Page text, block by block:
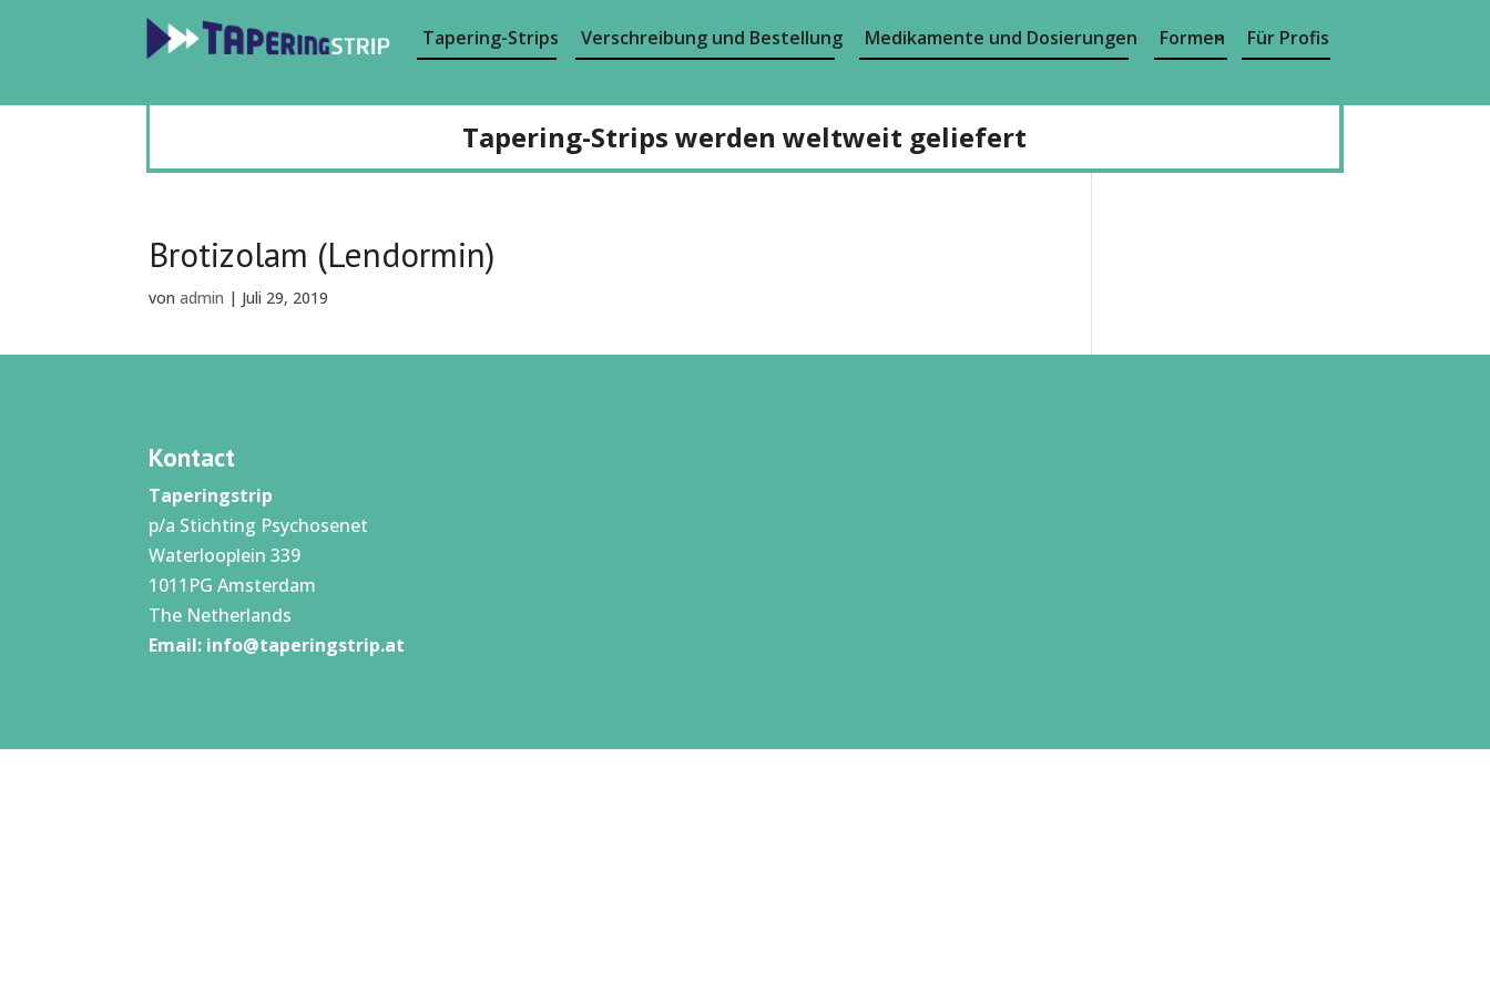
Tapering-Strips Verschreibung und Bestellung Medikamente und Dosierungen Formen Für Profis
Tapering-Strips werden weltweit geliefert
Brotizolam (Lendormin)
vonadmin | Juli 29, 2019
Kontact
Taperingstrip
p/a Stichting Psychosenet
Waterlooplein 339
1011PG Amsterdam
The Netherlands
Email: info@taperingstrip.at